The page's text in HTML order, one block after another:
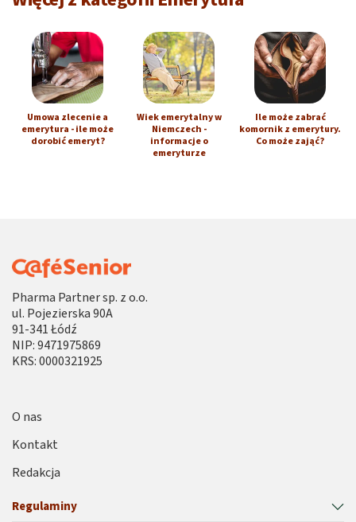
Umowa zlecenie a
emerytura - ile może
dorobić emeryt?
Wiek emerytalny w
Niemczech -
informacje o
emeryturze
Ile może zabrać
komornik z emerytury.
Co może zająć?
Pharma Partner sp. z o.o.
ul. Pojezierska 90A
91-341 Łódź
NIP: 9471975869
KRS: 0000321925
Regulaminy
O nas
Kontakt
Redakcja